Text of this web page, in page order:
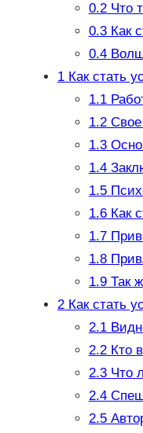
0.2Что
0.3Как
0.4
1Как стать
1.1
1.2Свое
1.3
1.4
1.5
1.6Как
1.7
1.8
1.9Так
2Как стать
2.1
2.2Кто
2.3Что
2.4
2.5